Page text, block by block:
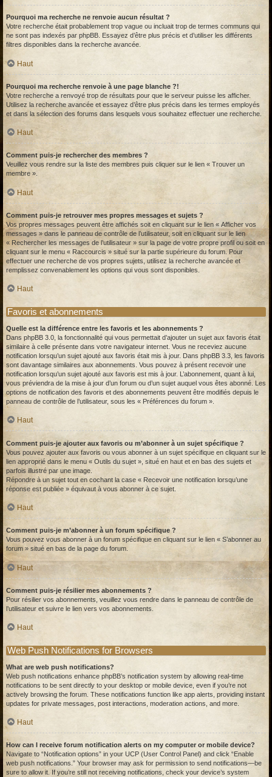
Pourquoi ma recherche ne renvoie aucun résultat ?
Votre recherche était probablement trop vague ou incluait trop de termes communs qui
ne sont pas indexés par phpBB. Essayez d’être plus précis et d’utiliser les différents
filtres disponibles dans la recherche avancée.
Haut
Pourquoi ma recherche renvoie à une page blanche ?!
Votre recherche a renvoyé trop de résultats pour que le serveur puisse les afficher.
Utilisez la recherche avancée et essayez d’être plus précis dans les termes employés
et dans la sélection des forums dans lesquels vous souhaitez effectuer une recherche.
Haut
Comment puis-je rechercher des membres ?
Veuillez vous rendre sur la liste des membres puis cliquer sur le lien « Trouver un
membre ».
Haut
Comment puis-je retrouver mes propres messages et sujets ?
Vos propres messages peuvent être affichés soit en cliquant sur le lien « Afficher vos
messages » dans le panneau de contrôle de l’utilisateur, soit en cliquant sur le lien
« Rechercher les messages de l’utilisateur » sur la page de votre propre profil ou soit en
cliquant sur le menu « Raccourcis » situé sur la partie supérieure du forum. Pour
effectuer une recherche de vos propres sujets, utilisez la recherche avancée et
remplissez convenablement les options qui vous sont disponibles.
Haut
Favoris et abonnements
Quelle est la différence entre les favoris et les abonnements ?
Dans phpBB 3.0, la fonctionnalité qui vous permettait d’ajouter un sujet aux favoris était
similaire à celle présente dans votre navigateur internet. Vous ne receviez aucune
notification lorsqu’un sujet ajouté aux favoris était mis à jour. Dans phpBB 3.3, les favoris
sont davantage similaires aux abonnements. Vous pouvez à présent recevoir une
notification lorsqu’un sujet ajouté aux favoris est mis à jour. L’abonnement, quant à lui,
vous préviendra de la mise à jour d’un forum ou d’un sujet auquel vous êtes abonné. Les
options de notification des favoris et des abonnements peuvent être modifiés depuis le
panneau de contrôle de l’utilisateur, sous les « Préférences du forum ».
Haut
Comment puis-je ajouter aux favoris ou m’abonner à un sujet spécifique ?
Vous pouvez ajouter aux favoris ou vous abonner à un sujet spécifique en cliquant sur le
lien approprié dans le menu « Outils du sujet », situé en haut et en bas des sujets et
parfois illustré par une image.
Répondre à un sujet tout en cochant la case « Recevoir une notification lorsqu’une
réponse est publiée » équivaut à vous abonner à ce sujet.
Haut
Comment puis-je m’abonner à un forum spécifique ?
Vous pouvez vous abonner à un forum spécifique en cliquant sur le lien « S’abonner au
forum » situé en bas de la page du forum.
Haut
Comment puis-je résilier mes abonnements ?
Pour résilier vos abonnements, veuillez vous rendre dans le panneau de contrôle de
l’utilisateur et suivre le lien vers vos abonnements.
Haut
Web Push Notifications for Browsers
What are web push notifications?
Web push notifications enhance phpBB’s notification system by allowing real-time
notifications to be sent directly to your desktop or mobile device, even if you’re not
actively browsing the forum. These notifications function like app alerts, providing instant
updates for private messages, post interactions, moderation actions, and more.
Haut
How can I receive forum notification alerts on my computer or mobile device?
Navigate to “Notification options” in your UCP (User Control Panel) and click “Enable
web push notifications.” Your browser may ask for permission to send notifications—be
sure to allow it. If you’re still not receiving notifications, check your device’s system